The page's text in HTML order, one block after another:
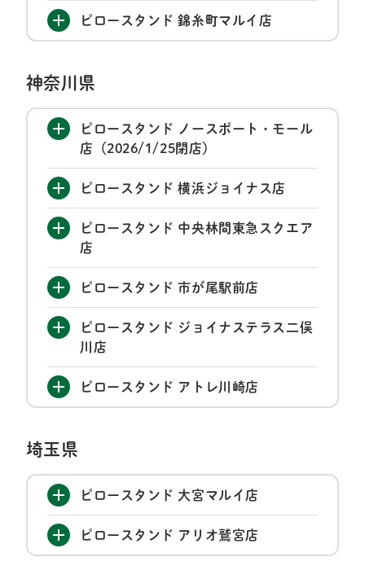
ピロースタンド 錦糸町マルイ店
神奈川県
ピロースタンド ノースポート・モール
店（2026/1/25閉店）
ピロースタンド 横浜ジョイナス店
ピロースタンド 中央林間東急スクエア
店
ピロースタンド 市が尾駅前店
ピロースタンド ジョイナステラス二俣
川店
ピロースタンド アトレ川崎店
埼玉県
ピロースタンド 大宮マルイ店
ピロースタンド アリオ鷲宮店